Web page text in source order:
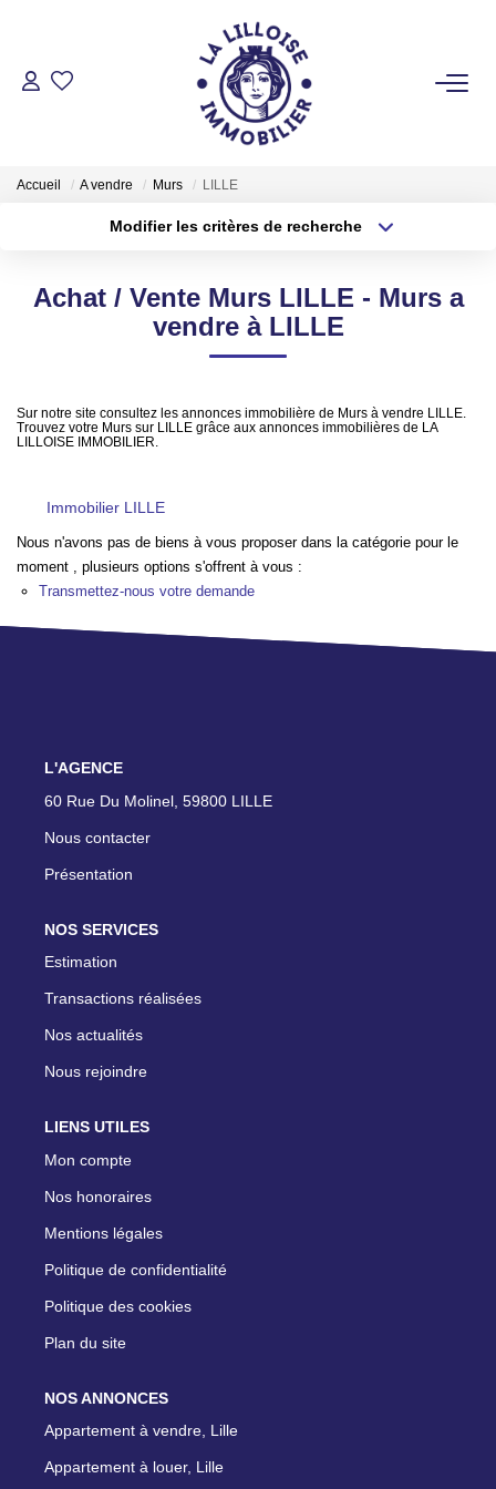
ACHETER
Nos Biens Au Touquet Paris-Plage
Tous Nos Biens
LOUER
GESTION LOCATIVE
TRANSACTIONS RÉALISÉES
NOTRE AGENCE
Accueil A vendre Murs LILLE
Modifier les critères de recherche
Type de bien
Plus de critères
Achat / Vente Murs LILLE - Murs a
vendre à LILLE
Sur notre site consultez les annonces immobilière de Murs à vendre LILLE.
Trouvez votre Murs sur LILLE grâce aux annonces immobilières de LA
LILLOISE IMMOBILIER.
Immobilier LILLE
Nous n'avons pas de biens à vous proposer dans la catégorie pour le
moment , plusieurs options s'offrent à vous :
Transmettez-nous votre demande
L'AGENCE
60 Rue Du Molinel, 59800 LILLE
Nous contacter
Présentation
NOS SERVICES
Estimation
Transactions réalisées
Nos actualités
Nous rejoindre
LIENS UTILES
Mon compte
Nos honoraires
Mentions légales
Politique de confidentialité
Politique des cookies
Plan du site
NOS ANNONCES
Appartement à vendre, Lille
Appartement à louer, Lille